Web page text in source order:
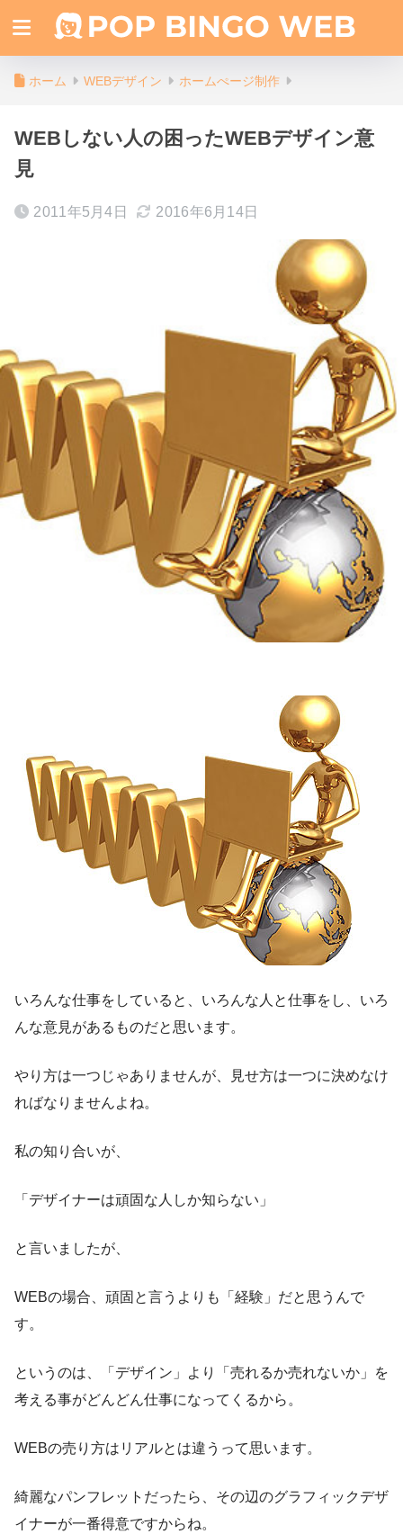
ホーム WEBデザイン ホームぺージ制作
WEBしない人の困ったWEBデザイン意
見
2011年5月4日 2016年6月14日
いろんな仕事をしていると、いろんな人と仕事をし、いろ
んな意見があるものだと思います。
やり方は一つじゃありませんが、見せ方は一つに決めなけ
ればなりませんよね。
私の知り合いが、
「デザイナーは頑固な人しか知らない」
と言いましたが、
WEBの場合、頑固と言うよりも「経験」だと思うんで
す。
というのは、「デザイン」より「売れるか売れないか」を
考える事がどんどん仕事になってくるから。
WEBの売り方はリアルとは違うって思います。
綺麗なパンフレットだったら、その辺のグラフィックデザ
イナーが一番得意ですからね。